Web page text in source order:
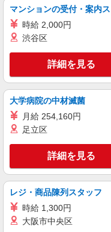
派遣社員
株式会社kotrio /●OS-H2-
デイ
時給
ン代含
堺市
キープ
（株）ウィルオブ・ワー
看護助
大阪
キープ
マンションの受付・案内
時給 2,000円
渋谷区
詳細を見る
大学病院の中材滅菌
月給 254,160円
足立区
詳細を見る
レジ・商品陳列スタッフ
時給 1,300円
大阪市中央区